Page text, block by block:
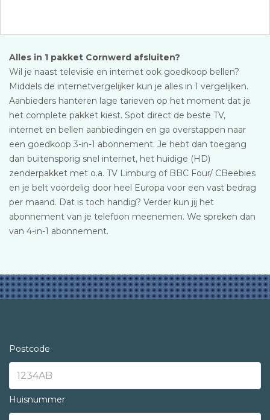
Alles in 1 pakket Cornwerd afsluiten?
Wil je naast televisie en internet ook goedkoop bellen?
Middels de internetvergelijker kun je alles in 1 vergelijken.
Aanbieders hanteren lage tarieven op het moment dat je
het complete pakket kiest. Spot direct de beste TV,
internet en bellen aanbiedingen en ga overstappen naar
een goedkoop 3-in-1 abonnement. Je hebt dan toegang
dan buitensporig snel internet, het huidige (HD)
zenderpakket met o.a. TV Limburg of BBC Four/ CBeebies
en je belt voordelig door heel Europa voor een vast bedrag
per maand. Dat is toch handig? Verder kun jij het
abonnement van je telefoon meenemen. We spreken dan
van 4-in-1 abonnement.
Postcode
Huisnummer